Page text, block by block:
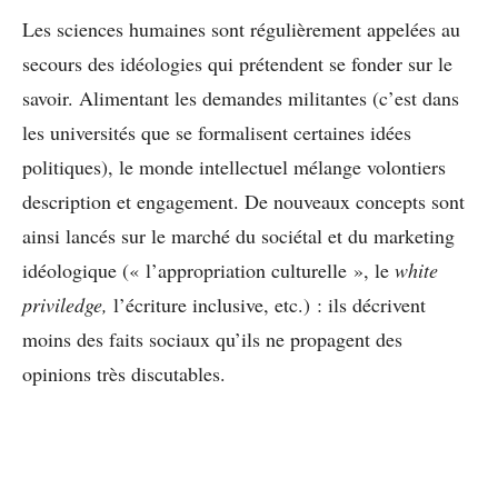
Les sciences humaines sont régulièrement appelées au
secours des idéologies qui prétendent se fonder sur le
savoir. Alimentant les demandes militantes (c’est dans
les universités que se formalisent certaines idées
politiques), le monde intellectuel mélange volontiers
description et engagement. De nouveaux concepts sont
ainsi lancés sur le marché du sociétal et du marketing
idéologique (« l’appropriation culturelle », le white
priviledge, l’écriture inclusive, etc.) : ils décrivent
moins des faits sociaux qu’ils ne propagent des
opinions très discutables.